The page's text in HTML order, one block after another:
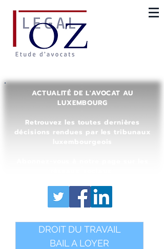
ACTUALITÉ DE L'AVOCAT AU
LUXEMBOURG
Retrouvez les toutes dernières
décisions rendues par les tribunaux
DROIT DU TRAVAIL
BAIL A LOYER